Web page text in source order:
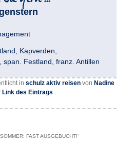
Kapverden,
span. Festland, franz. Antillen
inschulz aktiv reisen vonNadine
des Eintrags.
FAST AUSGEBUCHT!“